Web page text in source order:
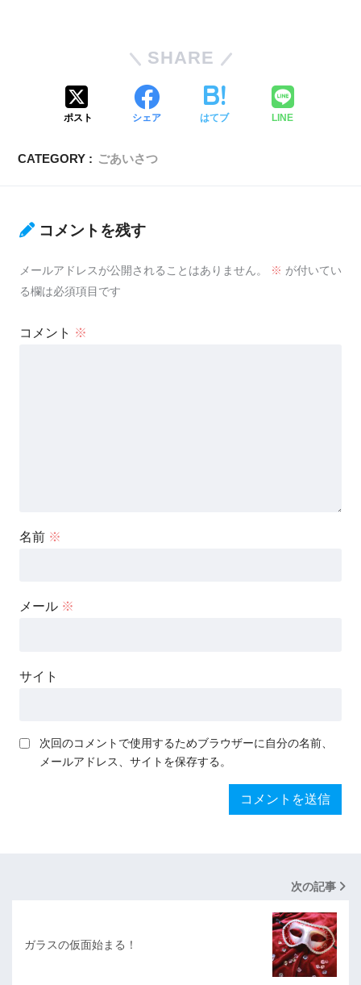
SHARE
ポスト シェア はてブ LINE
CATEGORY : ごあいさつ
コメントを残す
メールアドレスが公開されることはありません。 ※ が付いてい
る欄は必須項目です
コメント ※
名前 ※
メール ※
サイト
次回のコメントで使用するためブラウザーに自分の名前、
メールアドレス、サイトを保存する。
次の記事
ガラスの仮面始まる！